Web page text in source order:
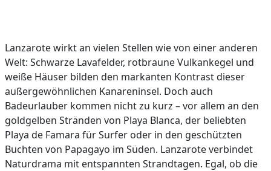
Lanzarote wirkt an vielen Stellen wie von einer anderen
Welt: Schwarze Lavafelder, rotbraune Vulkankegel und
weiße Häuser bilden den markanten Kontrast dieser
außergewöhnlichen Kanareninsel. Doch auch
Badeurlauber kommen nicht zu kurz – vor allem an den
goldgelben Stränden von Playa Blanca, der beliebten
Playa de Famara für Surfer oder in den geschützten
Buchten von Papagayo im Süden. Lanzarote verbindet
Naturdrama mit entspannten Strandtagen. Egal, ob die